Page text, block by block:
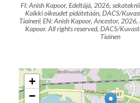
FI: Anish Kapoor, Edeltäjä, 2026,
Kaikki oikeudet pidätetään, DACS/
Tiainen| EN: Anish Kapoor, Ancestor,
Kapoor. All rights reserved, DACS/
Tiainen
+
−